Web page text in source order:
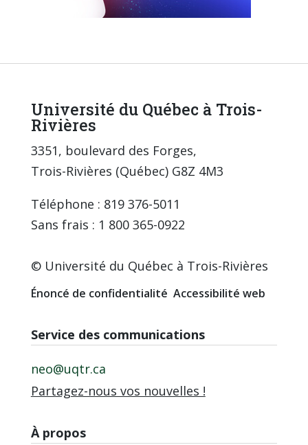
Université du Québec à Trois-
Rivières
3351, boulevard des Forges,
Trois-Rivières (Québec) G8Z 4M3
Téléphone : 819 376-5011
Sans frais : 1 800 365-0922
© Université du Québec à Trois-Rivières
Énoncé de confidentialité Accessibilité web
Service des communications
neo@uqtr.ca
Partagez-nous vos nouvelles !
À propos